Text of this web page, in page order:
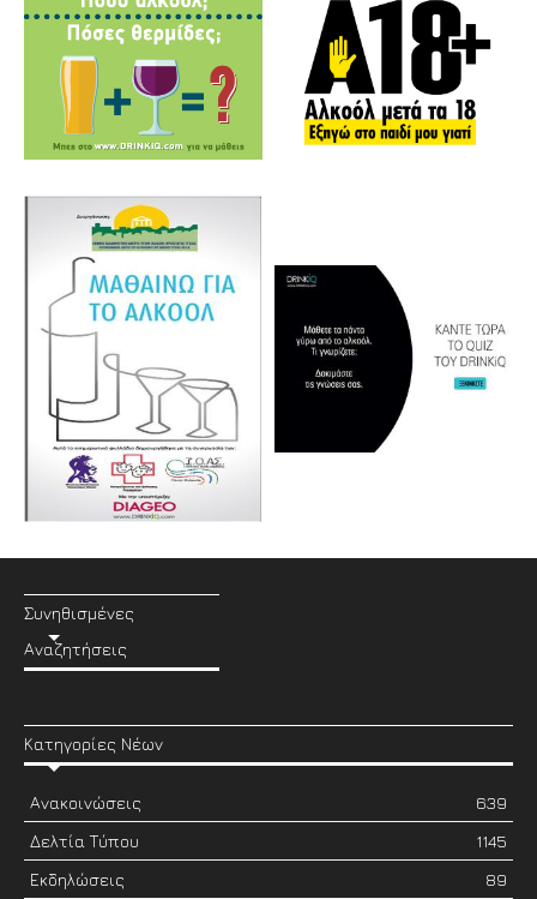
Συνηθισμένες
Αναζητήσεις
Κατηγορίες Νέων
Ανακοινώσεις
639
Δελτία Τύπου
1145
Εκδηλώσεις
89